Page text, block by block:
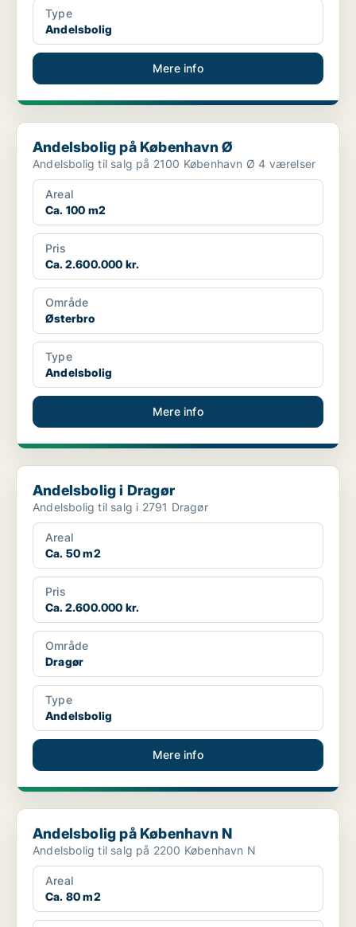
Type
Andelsbolig
Mere info
Andelsbolig på København Ø
Andelsbolig på København Ø
Andelsbolig til salg på 2100 København Ø 4 værelser
Areal
Ca. 100 m2
Pris
Ca. 2.600.000 kr.
Område
Østerbro
Type
Andelsbolig
Mere info
Andelsbolig i Dragør
Andelsbolig i Dragør
Andelsbolig til salg i 2791 Dragør
Areal
Ca. 50 m2
Pris
Ca. 2.600.000 kr.
Område
Dragør
Type
Andelsbolig
Mere info
Andelsbolig på København N
Andelsbolig på København N
Andelsbolig til salg på 2200 København N
Areal
Ca. 80 m2